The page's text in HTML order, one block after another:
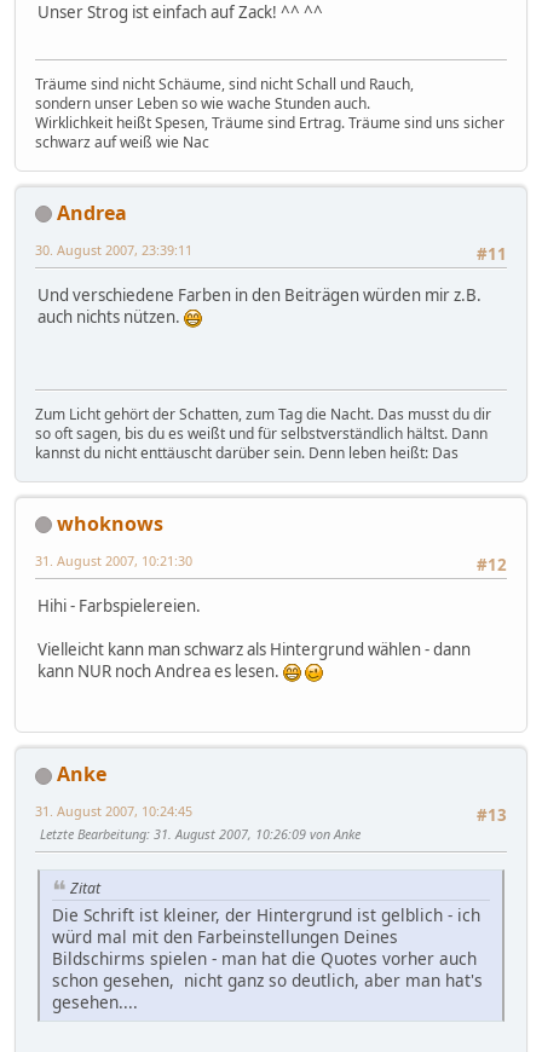
Unser Strog ist einfach auf Zack! ^^ ^^
Träume sind nicht Schäume, sind nicht Schall und Rauch,
sondern unser Leben so wie wache Stunden auch.
Wirklichkeit heißt Spesen, Träume sind Ertrag. Träume sind uns sicher
schwarz auf weiß wie Nac
Andrea
#11
30. August 2007, 23:39:11
Und verschiedene Farben in den Beiträgen würden mir z.B.
auch nichts nützen.
Zum Licht gehört der Schatten, zum Tag die Nacht. Das musst du dir
so oft sagen, bis du es weißt und für selbstverständlich hältst. Dann
kannst du nicht enttäuscht darüber sein. Denn leben heißt: Das
whoknows
#12
31. August 2007, 10:21:30
Hihi - Farbspielereien.
Vielleicht kann man schwarz als Hintergrund wählen - dann
kann NUR noch Andrea es lesen.
Anke
#13
31. August 2007, 10:24:45
Letzte Bearbeitung: 31. August 2007, 10:26:09 von Anke
Zitat
Die Schrift ist kleiner, der Hintergrund ist gelblich - ich
würd mal mit den Farbeinstellungen Deines
Bildschirms spielen - man hat die Quotes vorher auch
schon gesehen, nicht ganz so deutlich, aber man hat's
gesehen....